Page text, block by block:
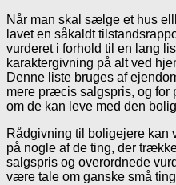
Når man skal sælge et hus
lavet en såkaldt
vurderet i forhold til en lang
karaktergivning på alt ved
Denne liste bruges af
mere præcis salgspris, og for
om de kan leve med den
Rådgivning til boligejere
på nogle af de ting, der
salgspris og overordnede
være tale om ganske små